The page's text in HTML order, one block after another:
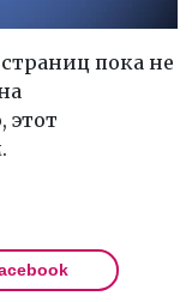
пока не
этот